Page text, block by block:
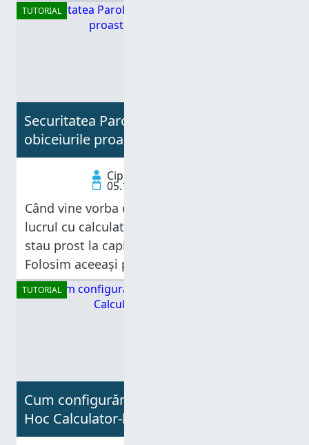
Britanie ori Germania. Deși nu se găsește
TUTORIAL
Securitatea Parolelor – Transformă-ți
obiceiurile proaste în obiceiuri bune
Ciprian Adrian Rusen
05.10.2012
Când vine vorba de obiceiurile formate în
lucrul cu calculatorul, oamenii întotdeauna
stau prost la capitolul parole și securitate.
Folosim aceeași parolă tot timpul, fără să
realizăm cât de mult îi ajutăm pe băieții răi
să afle detalii despre cardurile
TUTORIAL
Cum configurăm o Rețea Wireless Ad-
Hoc Calculator-la-Calculator